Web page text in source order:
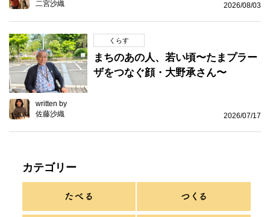
二宮沙織
2026/08/03
くらす
まちのあの人、若い頃〜たまプラー
ザをつなぐ顔・大野承さん〜
written by
佐藤沙織
2026/07/17
カテゴリー